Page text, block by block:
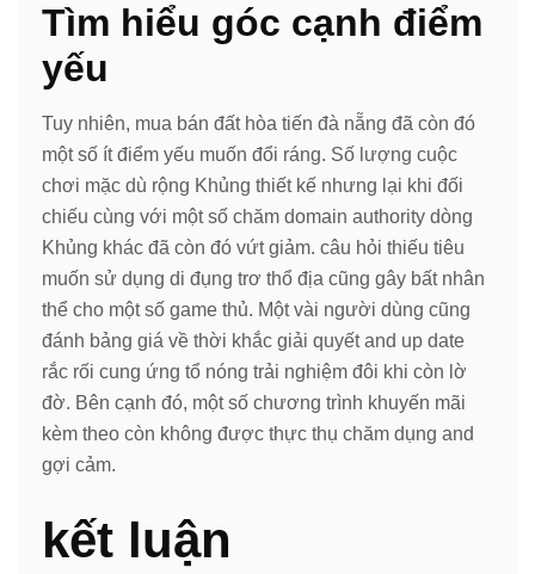
Tìm hiểu góc cạnh điểm
yếu
Tuy nhiên, mua bán đất hòa tiến đà nẵng đã còn đó
một số ít điểm yếu muốn đổi ráng. Số lượng cuộc
chơi mặc dù rộng Khủng thiết kế nhưng lại khi đối
chiếu cùng với một số chăm domain authority dòng
Khủng khác đã còn đó vứt giảm. câu hỏi thiếu tiêu
muốn sử dụng di đụng trơ thổ địa cũng gây bất nhân
thể cho một số game thủ. Một vài người dùng cũng
đánh bảng giá về thời khắc giải quyết and up date
rắc rối cung ứng tổ nóng trải nghiệm đôi khi còn lờ
đờ. Bên cạnh đó, một số chương trình khuyến mãi
kèm theo còn không được thực thụ chăm dụng and
gợi cảm.
kết luận